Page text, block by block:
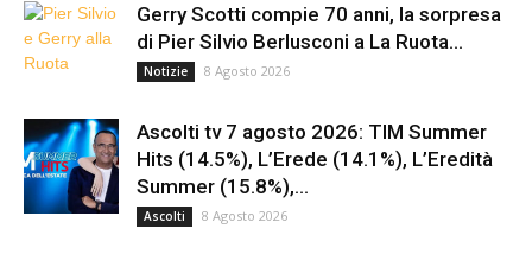
Gerry Scotti compie 70 anni, la sorpresa
di Pier Silvio Berlusconi a La Ruota...
Notizie 8 Agosto 2026
Ascolti tv 7 agosto 2026: TIM Summer
Hits (14.5%), L’Erede (14.1%), L’Eredità
Summer (15.8%),...
Ascolti 8 Agosto 2026